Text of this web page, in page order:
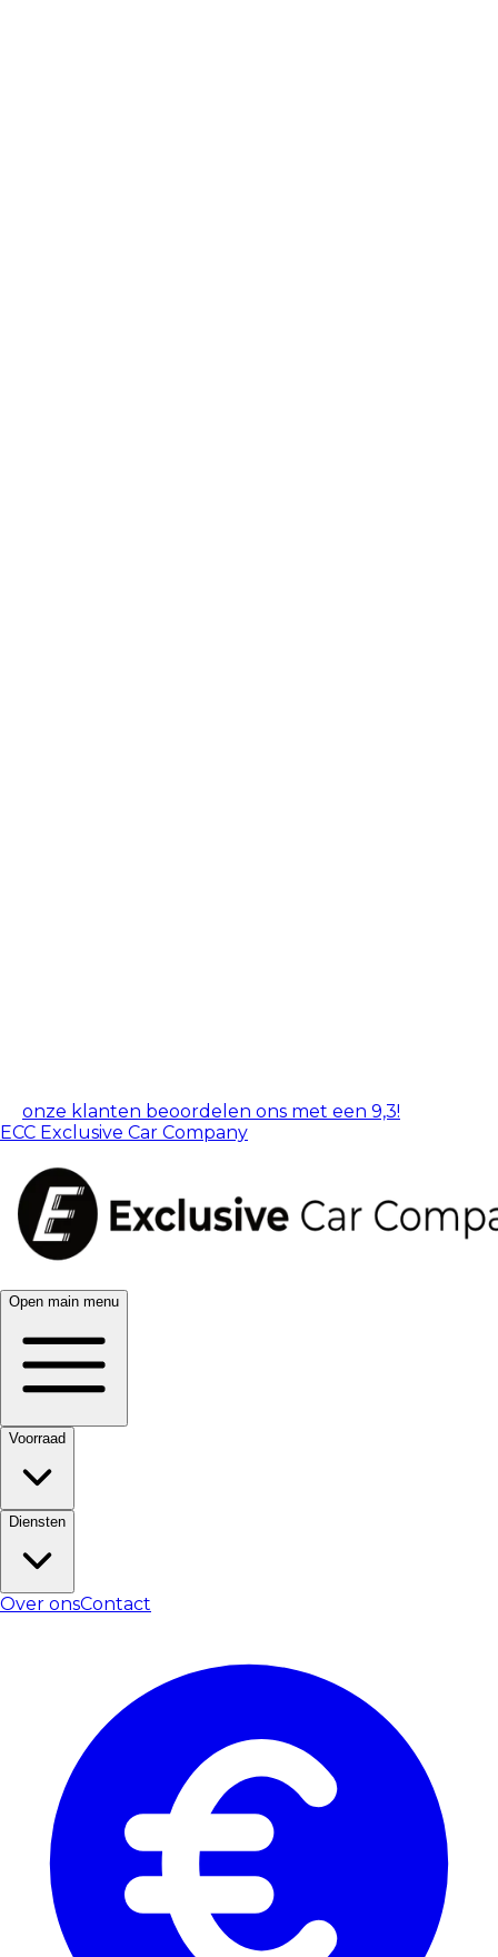
onze klanten beoordelen ons met een 9,3!
ECC Exclusive Car Company
Open main menu
Voorraad
Diensten
Over onsContact